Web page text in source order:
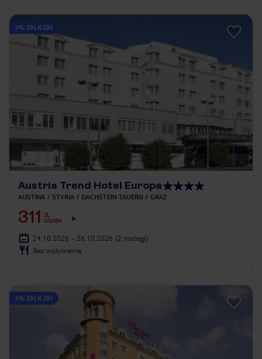
5% ZALICZKI
Austria Trend Hotel Europa
AUSTRIA STYRIA DACHSTEIN-TAUERN GRAZ
311
ZŁ
OSOBA
24.10.2026 - 26.10.2026 (2 noclegi)
Bez wyżywienia
5% ZALICZKI